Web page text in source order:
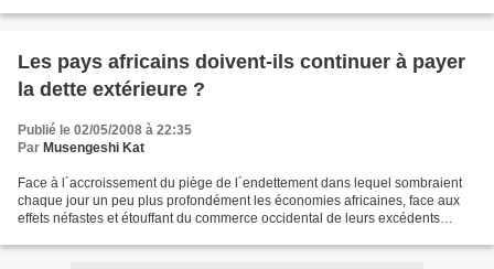
Les pays africains doivent-ils continuer à payer
la dette extérieure ?
Publié le 02/05/2008 à 22:35
Par Musengeshi Kat
Face à l´accroissement du piège de l´endettement dans lequel sombraient
chaque jour un peu plus profondément les économies africaines, face aux
effets néfastes et étouffant du commerce occidental de leurs excédents